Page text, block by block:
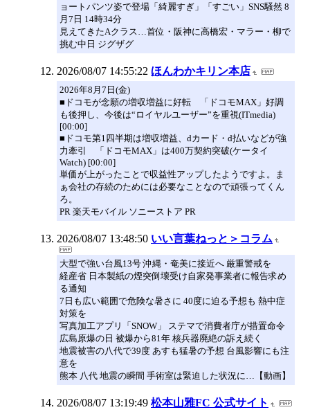
ョートパンツ姿で登場「綺麗すぎ」「すごい」SNS騒然 8
月7日 14時34分
見えてきたAクラス…首位・阪神に高橋宏・マラー・柳で
挑む中日 ジグザグ
2026/08/07 14:55:22 ほんわかキリン本店
2026年8月7日(金)
■ドコモが念願の増収増益に好転 「ドコモMAX」好調
も後押し、今後は“ロイヤルユーザー”を重視(ITmedia)
[00:00]
■ドコモ第1四半期は増収増益、dカード・d払いなどが強
力牽引 「ドコモMAX」は400万契約突破(ケータイ
Watch) [00:00]
単価が上がったことで収益性アップしたようですよ。ま
ぁ会社の存続のためには必要なことなので頑張ってくん
ろ。
PR 楽天モバイル ソニーストア PR
2026/08/07 13:48:50 いい言葉ねっと＞コラム
大型で強い台風13号 沖縄・奄美に接近へ 厳重警戒を
経産省 日本製紙の煙突倒壊受け自家発事業者に報告求め
る通知
7日も広い範囲で危険な暑さに 40度に迫る予想も 熱中症
対策を
写真加工アプリ「SNOW」 ステマで消費者庁が措置命令
広島原爆の日 被爆から81年 核兵器廃絶の訴え続く
地震被害の八代で39度 あすも猛暑の予想 台風影響にも注
意を
熊本 八代 地震の瞬間 手術室は緊迫した状況に…【動画】
2026/08/07 13:19:49 松本山雅FC 公式サイト